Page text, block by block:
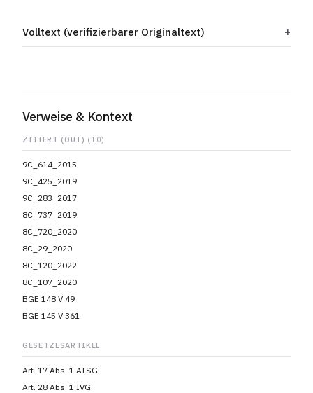
Volltext (verifizierbarer Originaltext)
Verweise & Kontext
ZITIERT (OUT) (10)
9C_614_2015
9C_425_2019
9C_283_2017
8C_737_2019
8C_720_2020
8C_29_2020
8C_120_2022
8C_107_2020
BGE 148 V 49
BGE 145 V 361
GESETZESARTIKEL
Art. 17 Abs. 1 ATSG
Art. 28 Abs. 1 IVG